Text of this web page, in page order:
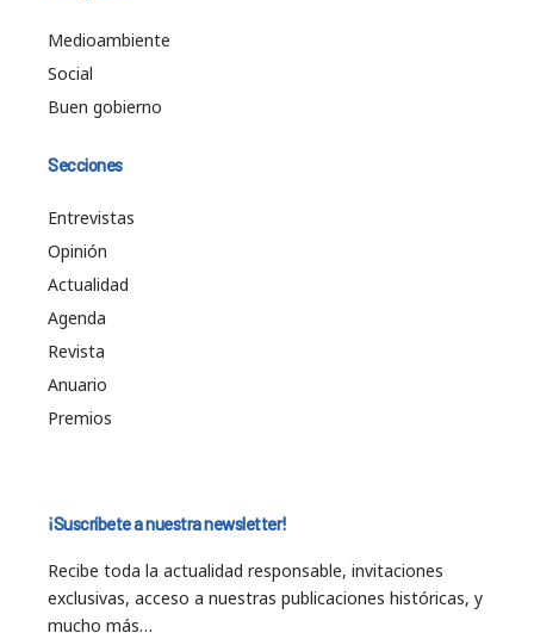
Medioambiente
Social
Buen gobierno
Secciones
Entrevistas
Opinión
Actualidad
Agenda
Revista
Anuario
Premios
¡Suscríbete a nuestra newsletter!
Recibe toda la actualidad responsable, invitaciones
exclusivas, acceso a nuestras publicaciones históricas, y
mucho más…